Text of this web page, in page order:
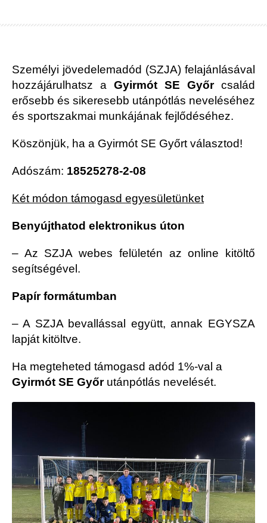
Személyi jövedelemadód (SZJA) felajánlásával
hozzájárulhatsz a Gyirmót SE Győrcsalád
erősebb és sikeresebb utánpótlás neveléséhez
és sportszakmai munkájának fejlődéséhez.
Köszönjük, ha a Gyirmót SE Győrt választod!
Adószám: 18525278-2-08
Két módon támogasd egyesületünket
Benyújthatod elektronikus úton
– Az SZJA webes felületén az online kitöltő
segítségével.
Papír formátumban
– A SZJA bevallással együtt, annak EGYSZA
lapját kitöltve.
Ha megteheted támogasd adód 1%-val a
Gyirmót SE Győrutánpótlás nevelését.